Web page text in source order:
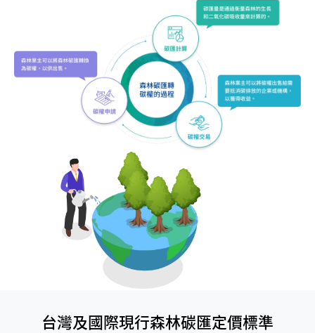
台灣及國際現行森林碳匯定價標準